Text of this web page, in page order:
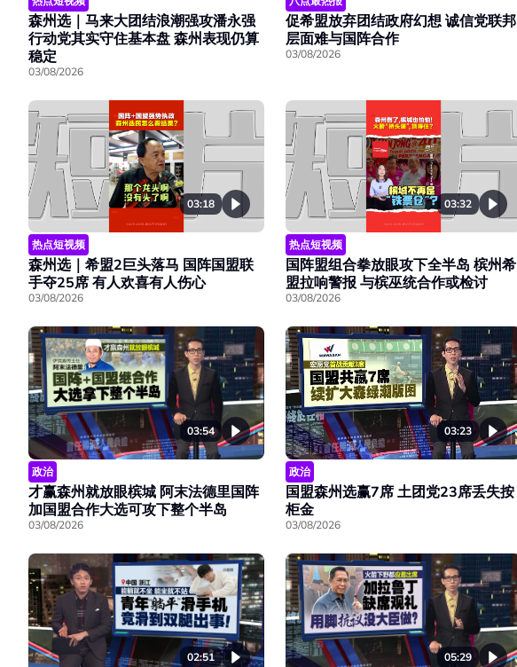
森州选｜马来大团结浪潮强攻潘永强
行动党其实守住基本盘 森州表现仍算
稳定
03/08/2026
促希盟放弃团结政府幻想 诚信党联邦
层面难与国阵合作
03/08/2026
03:18
热点短视频
森州选｜希盟2巨头落马 国阵国盟联
手夺25席 有人欢喜有人伤心
03/08/2026
03:32
热点短视频
国阵盟组合拳放眼攻下全半岛 槟州希
盟拉响警报 与槟巫统合作或检讨
03/08/2026
03:54
政治
才赢森州就放眼槟城 阿末法德里国阵
加国盟合作大选可攻下整个半岛
03/08/2026
03:23
政治
国盟森州选赢7席 土团党23席丢失按
柜金
03/08/2026
02:51 05:29